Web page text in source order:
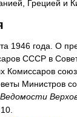
Грецией и
1946 года. О
СССР в
Комиссаров
Министров
Ведомости